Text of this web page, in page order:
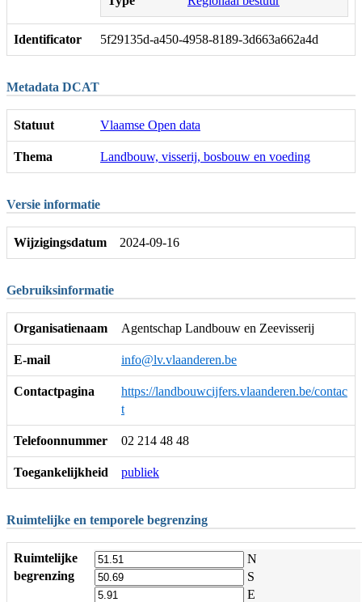
Identificator 5f29135d-a450-4958-8189-3d663a662a4d
Metadata DCAT
Statuut Vlaamse Open data
Thema Landbouw, visserij, bosbouw en voeding
Versie informatie
Wijzigingsdatum 2024-09-16
Gebruiksinformatie
Organisatienaam Agentschap Landbouw en Zeevisserij
E-mail info@lv.vlaanderen.be
Contactpagina
https://landbouwcijfers.vlaanderen.be/contac
t
Telefoonnummer 02 214 48 48
Toegankelijkheid publiek
Ruimtelijke en temporele begrenzing
Ruimtelijke
begrenzing
N
S
E